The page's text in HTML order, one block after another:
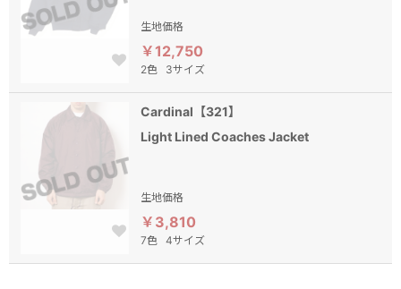
生地価格
￥12,750
2色 3サイズ
Cardinal【321】
Light Lined Coaches Jacket
生地価格
￥3,810
7色 4サイズ